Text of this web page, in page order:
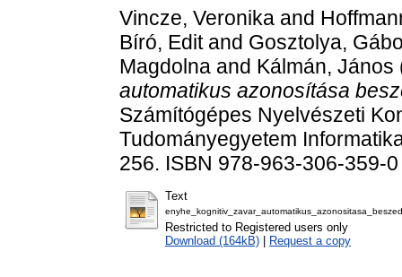
Vincze, Veronika and
Bíró, Editand Gosztolya,
Magdolna and Kálmán, János
automatikus azonosítása
Számítógépes Nyelvészeti
Tudományegyetem
256. ISBN 978-963-306-359-0
Text
Restricted to Registered users only
Download (164kB)
Request a copy